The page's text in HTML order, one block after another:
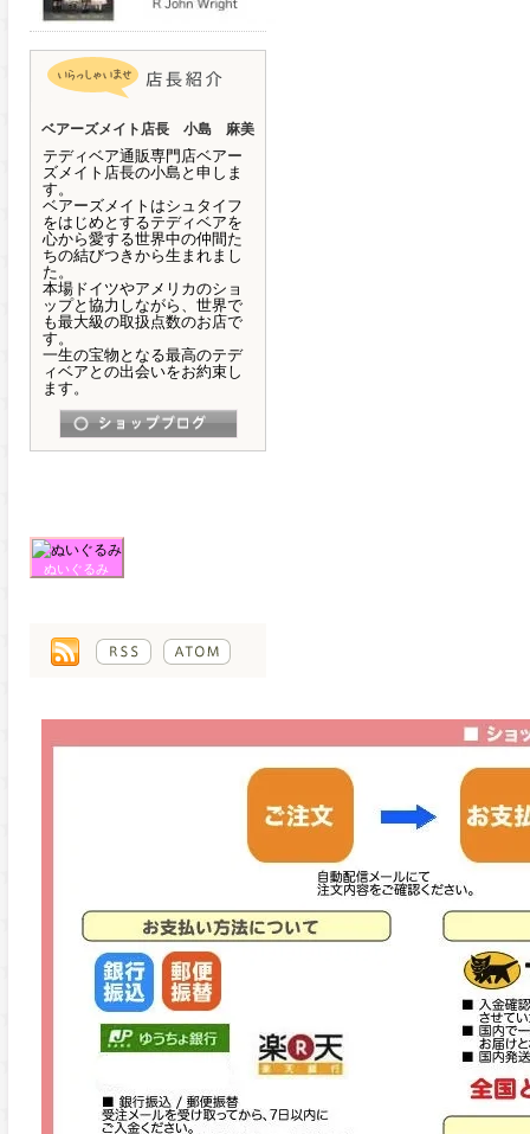
ベアーズメイト店長 小島 麻美
テディベア通販専門店ベアー
ズメイト店長の小島と申しま
す。
ベアーズメイトはシュタイフ
をはじめとするテディベアを
心から愛する世界中の仲間た
ちの結びつきから生まれまし
た。
本場ドイツやアメリカのショ
ップと協力しながら、世界で
も最大級の取扱点数のお店で
す。
一生の宝物となる最高のテデ
ィベアとの出会いをお約束し
ます。
ぬいぐるみ